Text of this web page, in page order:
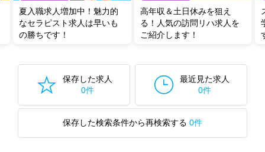
夏入職求人増加中！魅力的
なセラピスト求人は早いも
の勝ちです！
高年収＆土日休みを狙え
る！人気の訪問リハ求人を
ご紹介します！
保存した求人
0件
最近見た求人
0件
保存した検索条件から再検索する 0件